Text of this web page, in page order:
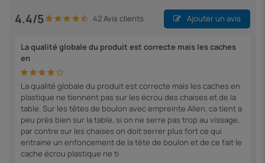
4.4/5 42 Avis clients Ajouter un avis
La qualité globale du produit est correcte mais les caches
en
La qualité globale du produit est correcte mais les caches en
plastique ne tiennent pas sur les écrou des chaises et de la
table. Sur les têtes de boulon avec empreinte Allen, ca tient a
peu près bien sur la table, si on ne serre pas trop au vissage,
par contre sur les chaises on doit serrer plus fort ce qui
entraine un enfoncement de la tète de boulon et de ce fait le
cache écrou plastique ne ti